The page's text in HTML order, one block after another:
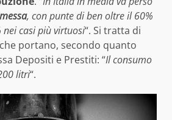
, con punte di ben oltre il 60%
nei casi più virtuosi“. Si tratta di
portano, secondo quanto
Depositi e Prestiti: “Il consumo
litri“.